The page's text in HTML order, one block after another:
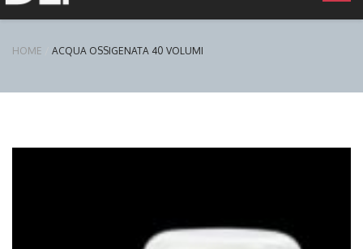
HOME ACQUA OSSIGENATA 40 VOLUMI